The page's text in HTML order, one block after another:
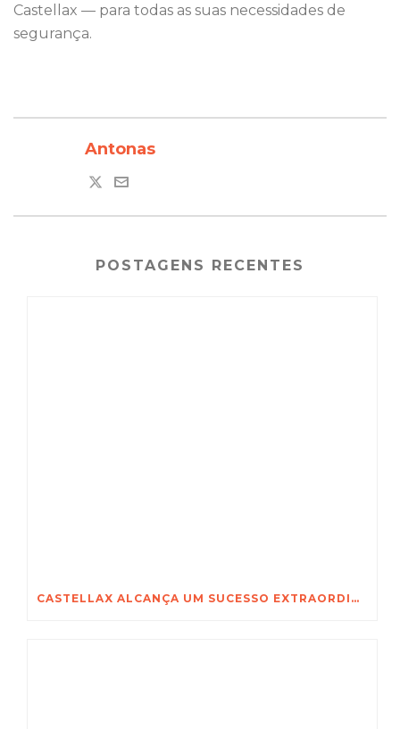
Castellax — para todas as suas necessidades de
segurança.
Antonas
POSTAGENS RECENTES
CASTELLAX ALCANÇA UM SUCESSO EXTRAORDINÁRIO NA SECUREX 2026 EM JOANESBURGO